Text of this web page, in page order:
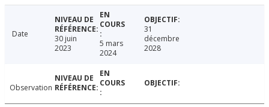
Date
30 juin
2023
5 mars
2024
31
décembre
2028
Observation